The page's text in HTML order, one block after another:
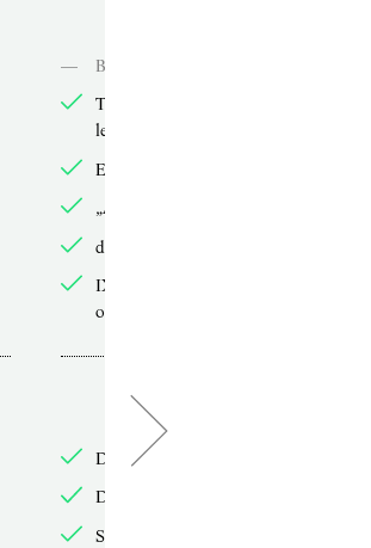
—
Bücher online lesen
TdZ-Artikel seit 2013 online
lesen
Exklusive Online-Artikel lesen
„Arbeitsbücher“ online lesen
double-Artikel online lesen
IXYPSILONZETT-Artikel
online lesen
PDF-Downloads
Die aktuelle TdZ-Ausgabe
Das jährliche Arbeitsbuch
Sonderpublikationen